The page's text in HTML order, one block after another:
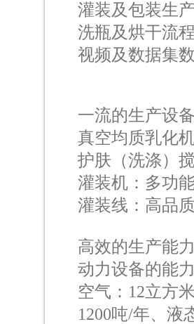
灌装及包装生
洗瓶及烘干流
视频及数据集
一流的生产设
真空均质乳化
护肤（洗涤）
灌装机：多功
灌装线：高品
高效的生产能
动力设备的能
空气：12立方
1200吨/年、液